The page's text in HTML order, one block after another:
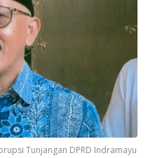
Tunjangan DPRD Indramayu